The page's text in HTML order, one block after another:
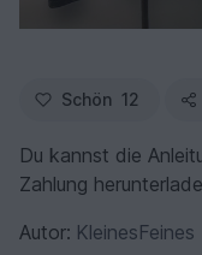
Schön 12
Du kannst die
Zahlung
Autor: KleinesFeines